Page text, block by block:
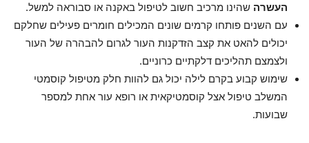
העשרה שהינו מרכיב חשוב לטיפול באקנה או סבוראה למשל.
עם השנים פותחו קרמים שונים המכילים חומרים פעילים שחלקם
יכולים להאט את קצב הזדקנות העור לגרום להבהרה של העור
ולצמצם תהליכים דלקתיים כרוניים.
שימוש קבוע בקרם לילה יכול גם להוות חלק מטיפול קוסמטי
המשלב טיפול אצל קוסמטיקאית או רופא עור אחת למספר
שבועות.